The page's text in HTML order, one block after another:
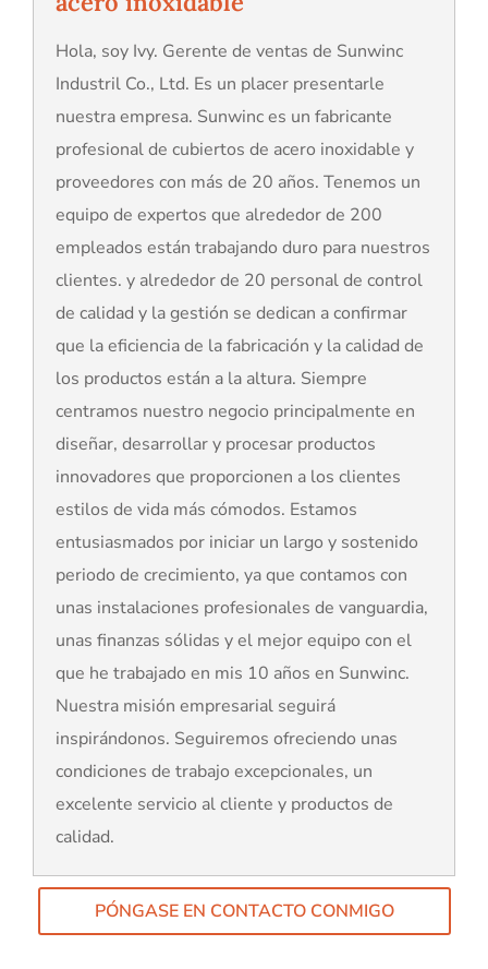
Hola, soy Ivy. Gerente de ventas de Sunwinc
Industril Co., Ltd. Es un placer presentarle
nuestra empresa. Sunwinc es un fabricante
profesional de cubiertos de acero inoxidable y
proveedores con más de 20 años. Tenemos un
equipo de expertos que alrededor de 200
empleados están trabajando duro para nuestros
clientes. y alrededor de 20 personal de control
de calidad y la gestión se dedican a confirmar
que la eficiencia de la fabricación y la calidad de
los productos están a la altura. Siempre
centramos nuestro negocio principalmente en
diseñar, desarrollar y procesar productos
innovadores que proporcionen a los clientes
estilos de vida más cómodos. Estamos
entusiasmados por iniciar un largo y sostenido
periodo de crecimiento, ya que contamos con
unas instalaciones profesionales de vanguardia,
unas finanzas sólidas y el mejor equipo con el
que he trabajado en mis 10 años en Sunwinc.
Nuestra misión empresarial seguirá
inspirándonos. Seguiremos ofreciendo unas
condiciones de trabajo excepcionales, un
excelente servicio al cliente y productos de
calidad.
PÓNGASE EN CONTACTO CONMIGO